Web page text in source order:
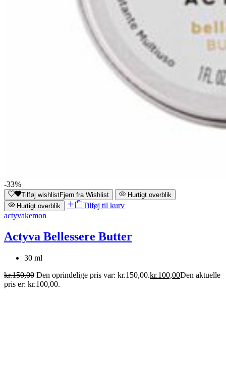
-33%
Tilføj wishlistFjern fra Wishlist
Hurtigt overblik
Hurtigt overblik
Tilføj til kurv
actyvakemon
Actyva Bellessere Butter
30 ml
kr.150,00 Den oprindelige pris var: kr.150,00.kr.100,00Den aktuelle
pris er: kr.100,00.